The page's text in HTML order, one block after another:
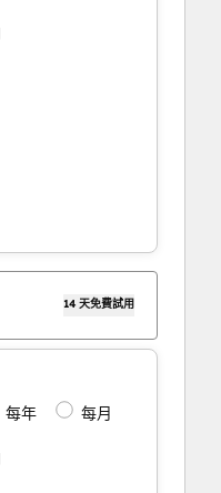
14 天免費試用
每年 每月